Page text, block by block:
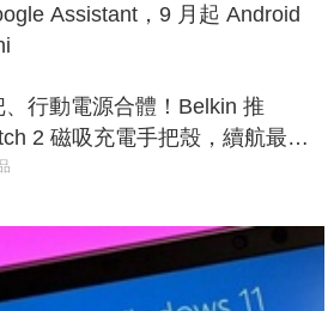
Assistant，9 月起 Android
、行動電源合體！Belkin 推
2 磁吸充電手把殼，續航最高
1.5 倍